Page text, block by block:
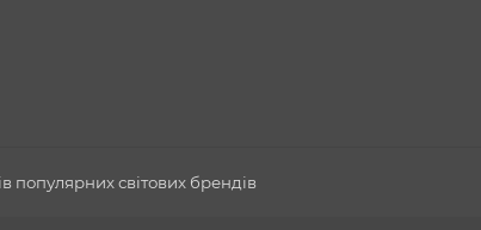
популярних світових брендів